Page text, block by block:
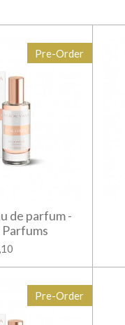
Pre-Order
de parfum -
Pre-Order